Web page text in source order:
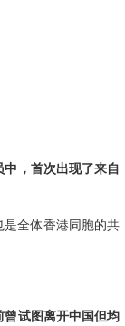
，首次出现了来自
是全体香港同胞的共
曾试图离开中国但均